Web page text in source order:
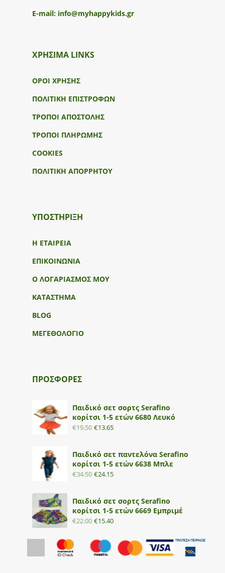
E-mail: info@myhappykids.gr
ΧΡΗΣΙΜΑ LINKS
ΟΡΟΙ ΧΡΗΣΗΣ
ΠΟΛΙΤΙΚΗ ΕΠΙΣΤΡΟΦΩΝ
ΤΡΟΠΟΙ ΑΠΟΣΤΟΛΗΣ
ΤΡΟΠΟΙ ΠΛΗΡΩΜΗΣ
COOKIES
ΠΟΛΙΤΙΚΗ ΑΠΟΡΡΗΤΟΥ
ΥΠΟΣΤΉΡΙΞΗ
Η ΕΤΑΙΡΕΙΑ
ΕΠΙΚΟΙΝΩΝΙΑ
Ο ΛΟΓΑΡΙΑΣΜΟΣ ΜΟΥ
ΚΑΤΑΣΤΗΜΑ
BLOG
ΜΕΓΕΘΟΛΟΓΙΟ
ΠΡΟΣΦΟΡΕΣ
Παιδικό σετ σορτς Serafino
κορίτσι 1-5 ετών 6680 Λευκό
€19.50 €13.65
Παιδικό σετ παντελόνα Serafino
κορίτσι 1-5 ετών 6638 Μπλε
€34.50 €24.15
Παιδικό σετ σορτς Serafino
κορίτσι 1-5 ετών 6669 Εμπριμέ
€22.00 €15.40